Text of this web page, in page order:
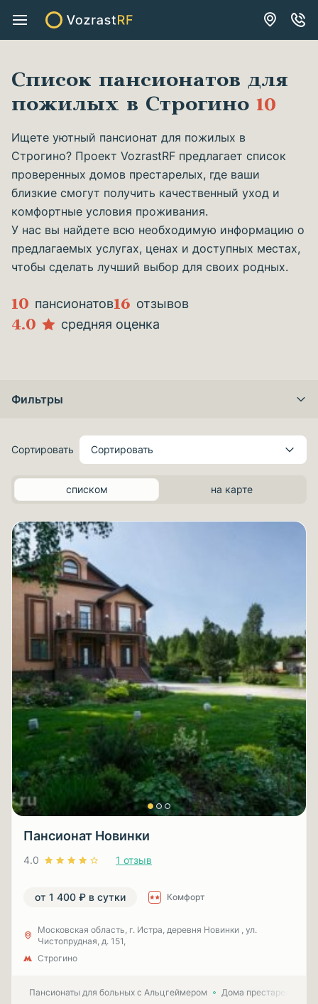
Список пансионатов для
пожилых в Строгино 10
Ищете уютный пансионат для пожилых в
Строгино? Проект VozrastRF предлагает список
проверенных домов престарелых, где ваши
близкие смогут получить качественный уход и
комфортные условия проживания.
У нас вы найдете всю необходимую информацию о
предлагаемых услугах, ценах и доступных местах,
чтобы сделать лучший выбор для своих родных.
10 пансионатов16 отзывов
4.0 средняя оценка
Фильтры
Сортировать Сортировать
списком на карте
Пансионат Новинки
4.0 1 отзыв
от 1 400 ₽ в сутки Комфорт
Московская область, г. Истра, деревня Новинки , ул.
Чистопрудная, д. 151,
Строгино
Пансионаты для больных с Альцгеймером Дома престарелых